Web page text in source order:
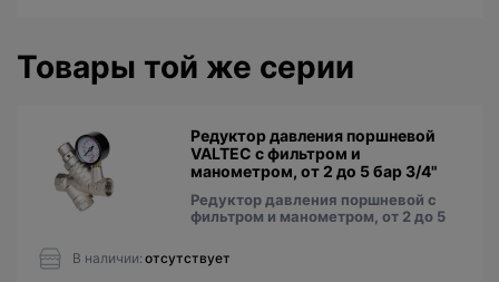
Товары той же серии
Редуктор давления поршневой
VALTEC с фильтром и
манометром, от 2 до 5 бар 3/4"
Редуктор давления поршневой с
фильтром и манометром, от 2 до 5
В наличии: отсутствует